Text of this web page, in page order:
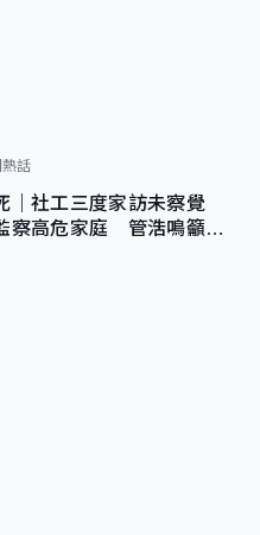
話
｜社工三度家訪未察覺
察高危家庭 管浩鳴籲加